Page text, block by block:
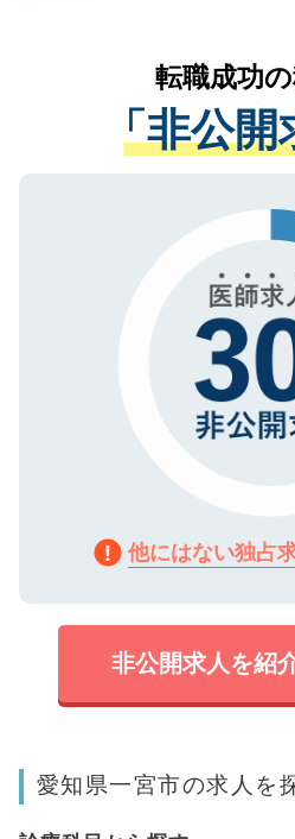
は、個人情報の取り
管理基準を満たした
る、プライバシーマ
で、機密保持に関し
かがいして、現在の
経験をまじえながら
させていただきます
ない方には、長期的
ので、まずはご登録
転職成功
「非公開
他にはない独占
非公開求人を紹
愛知県一宮市の求人を